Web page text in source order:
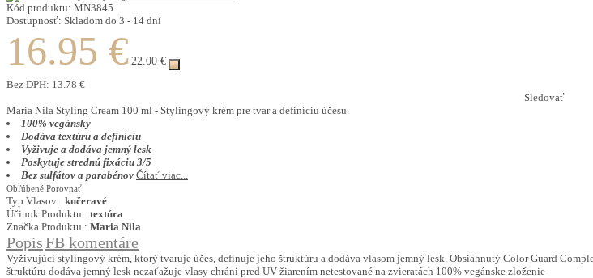
Kód produktu: MN3845
Dostupnosť: Skladom do 3 - 14 dní
16.95 € 22.00 €
Bez DPH: 13.78 €
Sledovať
Maria Nila Styling Cream 100 ml - Stylingový krém pre tvar a definíciu účesu.
100% vegánsky
Dodáva textúru a definíciu
Vyživuje a dodáva jemný lesk
Poskytuje strednú fixáciu 3/5
Bez sulfátov a parabénov Čítať viac...
Obľúbené Porovnať
Typ Vlasov : kučeravé
Účinok Produktu : textúra
Značka Produktu : Maria Nila
PopisFB komentáre
Vyživujúci stylingový krém, ktorý tvaruje účes, definuje jeho štruktúru a dodáva vlasom jemný lesk. Obsiahnutý Color Guard
štruktúru dodáva jemný lesk nezaťažuje vlasy chráni pred UV žiarením netestované na zvieratách 100% vegánske zloženie